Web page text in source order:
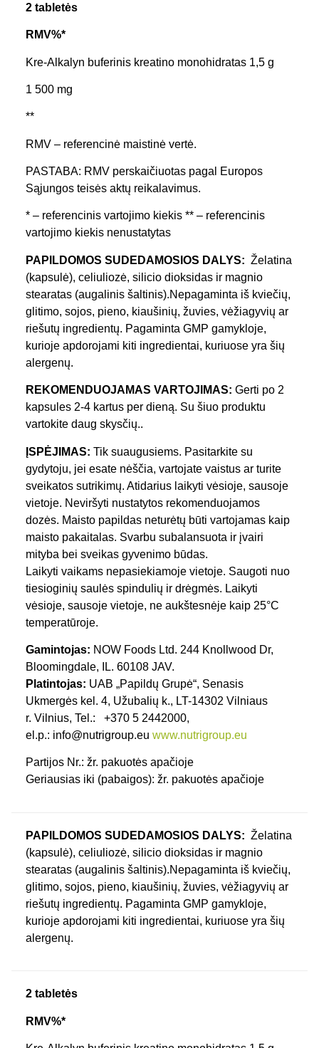
2 tabletės
RMV%*
Kre-Alkalyn buferinis kreatino monohidratas 1,5 g
1 500 mg
**
RMV – referencinė maistinė vertė.
PASTABA: RMV perskaičiuotas pagal Europos
Sąjungos teisės aktų reikalavimus.
* – referencinis vartojimo kiekis ** – referencinis
vartojimo kiekis nenustatytas
PAPILDOMOS SUDEDAMOSIOS DALYS: Želatina
(kapsulė), celiuliozė, silicio dioksidas ir magnio
stearatas (augalinis šaltinis).Nepagaminta iš kviečių,
glitimo, sojos, pieno, kiaušinių, žuvies, vėžiagyvių ar
riešutų ingredientų. Pagaminta GMP gamykloje,
kurioje apdorojami kiti ingredientai, kuriuose yra šių
alergenų.
REKOMENDUOJAMAS VARTOJIMAS: Gerti po 2
kapsules 2-4 kartus per dieną. Su šiuo produktu
vartokite daug skysčių..
ĮSPĖJIMAS: Tik suaugusiems. Pasitarkite su
gydytoju, jei esate nėščia, vartojate vaistus ar turite
sveikatos sutrikimų. Atidarius laikyti vėsioje, sausoje
vietoje. Neviršyti nustatytos rekomenduojamos
dozės. Maisto papildas neturėtų būti vartojamas kaip
maisto pakaitalas. Svarbu subalansuota ir įvairi
mityba bei sveikas gyvenimo būdas.
Laikyti vaikams nepasiekiamoje vietoje. Saugoti nuo
tiesioginių saulės spindulių ir drėgmės. Laikyti
vėsioje, sausoje vietoje, ne aukštesnėje kaip 25°C
temperatūroje.
Gamintojas: NOW Foods Ltd. 244 Knollwood Dr,
Bloomingdale, IL. 60108 JAV.
Platintojas: UAB „Papildų Grupė“, Senasis
Ukmergės kel. 4, Užubalių k., LT-14302 Vilniaus
r. Vilnius, Tel.: +370 5 2442000,
el.p.: info@nutrigroup.eu www.nutrigroup.eu
Partijos Nr.: žr. pakuotės apačioje
Geriausias iki (pabaigos): žr. pakuotės apačioje
PAPILDOMOS SUDEDAMOSIOS DALYS: Želatina
(kapsulė), celiuliozė, silicio dioksidas ir magnio
stearatas (augalinis šaltinis).Nepagaminta iš kviečių,
glitimo, sojos, pieno, kiaušinių, žuvies, vėžiagyvių ar
riešutų ingredientų. Pagaminta GMP gamykloje,
kurioje apdorojami kiti ingredientai, kuriuose yra šių
alergenų.
2 tabletės
RMV%*